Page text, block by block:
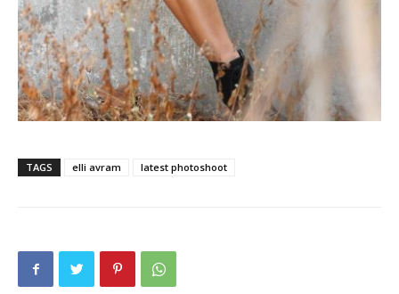
TAGS elli avram latest photoshoot